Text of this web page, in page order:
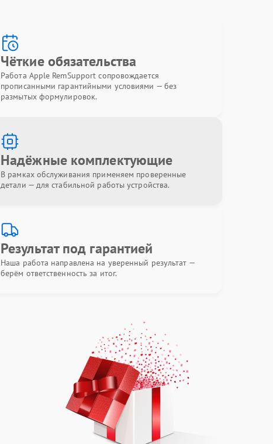
Чёткие обязательства
Работа Apple RemSupport сопровождается
прописанными гарантийными условиями — без
размытых формулировок.
Надёжные комплектующие
В рамках обслуживания применяем проверенные
детали — для стабильной работы устройства.
Результат под гарантией
Наша работа направлена на уверенный результат —
берём ответственность за итог.